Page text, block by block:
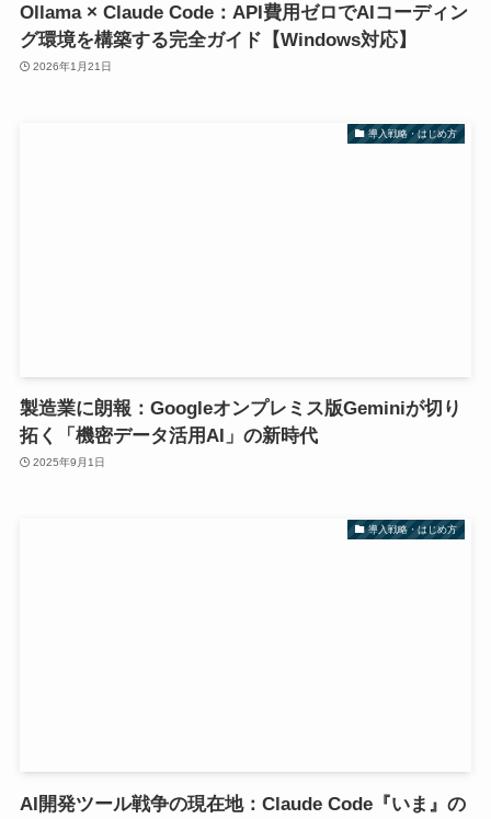
Ollama × Claude Code：API費用ゼロでAIコーディン
グ環境を構築する完全ガイド【Windows対応】
2026年1月21日
導入戦略・はじめ方
製造業に朗報：Googleオンプレミス版Geminiが切り
拓く「機密データ活用AI」の新時代
2025年9月1日
導入戦略・はじめ方
AI開発ツール戦争の現在地：Claude Code『いま』の